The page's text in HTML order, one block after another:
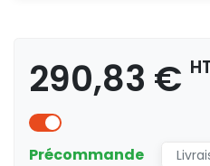
290,83 €
Précommande